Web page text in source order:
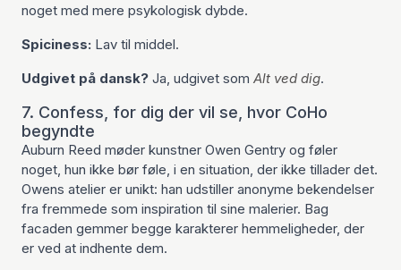
noget med mere psykologisk dybde.
Spiciness: Lav til middel.
Udgivet på dansk? Ja, udgivet som Alt ved dig.
7. Confess, for dig der vil se, hvor CoHo
begyndte
Auburn Reed møder kunstner Owen Gentry og føler
noget, hun ikke bør føle, i en situation, der ikke tillader det.
Owens atelier er unikt: han udstiller anonyme bekendelser
fra fremmede som inspiration til sine malerier. Bag
facaden gemmer begge karakterer hemmeligheder, der
er ved at indhente dem.